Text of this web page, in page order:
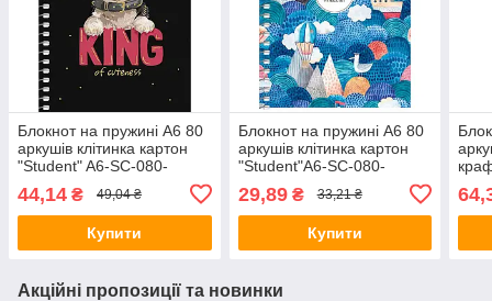
Блокнот на пружині A6 80
аркушів клітинка картон
"Student" A6-SC-080-
44,14 ₴ 49,04 ₴
Купити
Блокнот на пружині A6 80
аркушів клітинка картон
"Student"A6-SC-080-
29,89₴ 33,21 ₴
Купити
Акційні пропозиції та новинки